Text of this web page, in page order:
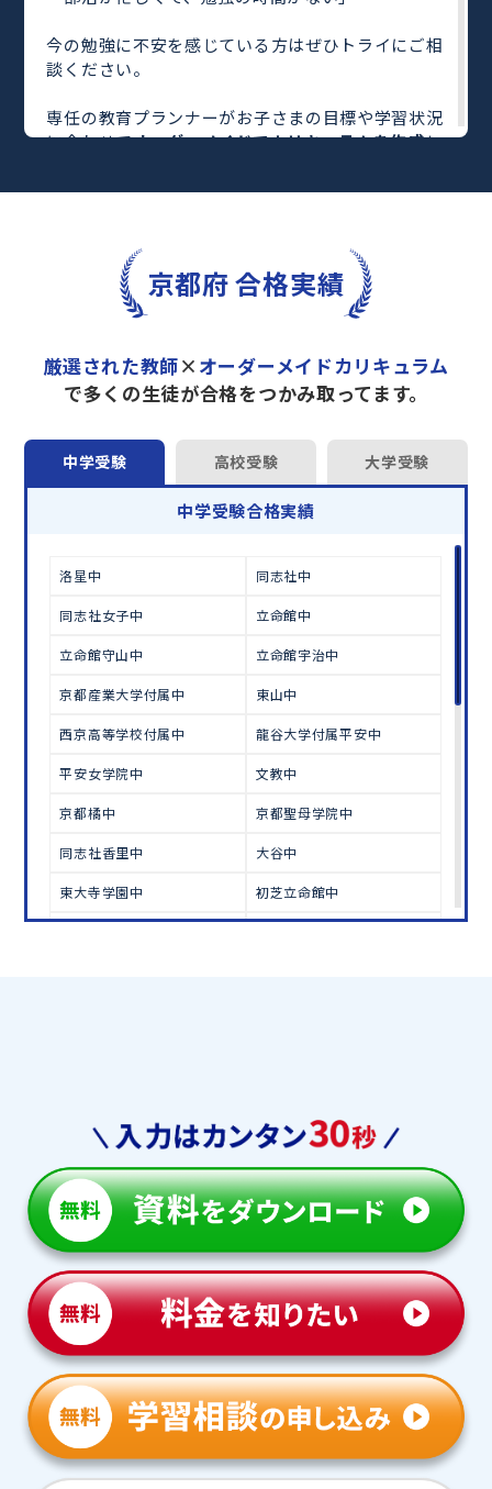
今の勉強に不安を感じている方はぜひトライにご相
談ください。
専任の教育プランナーがお子さまの目標や学習状況
に合わせてオーダーメイドでカリキュラムを作成し
完全マンツーマンで自分に合った教師がわかるまで
さらに、単元別の学習の理解度がわかる「AI学習診
や授業内容や授業以外の勉強をナビゲートする
「DAILY TRY」
など、豊富な学習コンテンツが
トライで一緒に“自己最高得点”を目指しません
か？
オンラインでの学習面談も承っております。
学習相談のお申し込みはこちら
京都府 合格実績
厳選された教師× オーダーメイドカリキュラム
で多くの生徒が合格をつかみ取ってます。
中学受験 高校受験 大学受験
中学受験合格実績
洛星中 同志社中
同志社女子中 立命館中
立命館守山中 立命館宇治中
京都産業大学付属中 東山中
西京高等学校付属中 龍谷大学付属平安中
平安女学院中 文教中
京都橘中 京都聖母学院中
同志社香里中 大谷中
東大寺学園中 初芝立命館中
啓明学院中 大阪女学院中
帝塚山学院中 西大和学園中
親和女子中 白陵中
大阪学芸中 大阪桐蔭中
桃山学院中